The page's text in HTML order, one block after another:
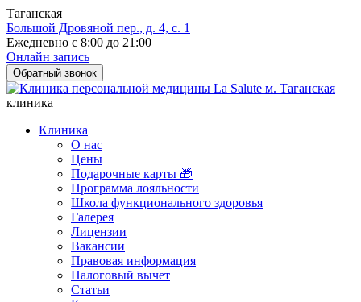
Таганская
Большой Дровяной пер., д. 4, с. 1
Ежедневно с 8:00 до 21:00
Онлайн запись
Обратный звонок
клиника
Клиника
О нас
Цены
Подарочные карты 🎁
Программа лояльности
Школа функционального здоровья
Галерея
Лицензии
Вакансии
Правовая информация
Налоговый вычет
Статьи